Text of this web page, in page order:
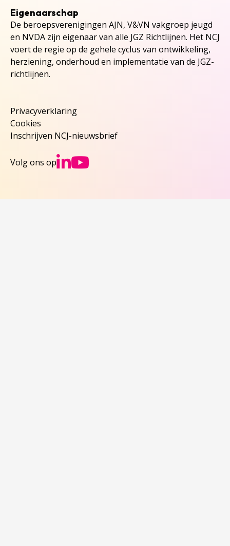
Eigenaarschap
De beroepsverenigingen AJN, V&VN vakgroep jeugd
en NVDA zijn eigenaar van alle JGZ Richtlijnen. Het NCJ
voert de regie op de gehele cyclus van ontwikkeling,
herziening, onderhoud en implementatie van de JGZ-
richtlijnen.
Privacyverklaring
Cookies
Inschrijven NCJ-nieuwsbrief
Volg ons op Ga naar NCJs